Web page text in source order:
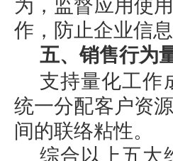
作，防止企业信息
五、销售行为
支持量化工作
统一分配客户资
间的联络粘性。
综合以上五大